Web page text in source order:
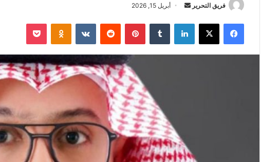
فريق التحرير
أرسل
إلكترونيا
أبريل 15, 2026
فيسبوك ‫X لينكدإن بينتيريست Odnoklassniki
‫Pocket